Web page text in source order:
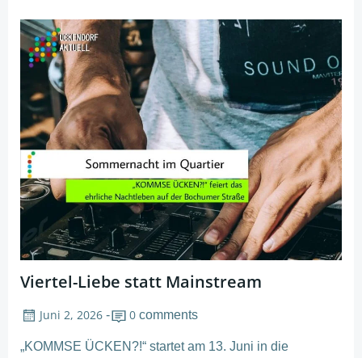
Viertel-Liebe statt Mainstream
Juni 2, 2026 - 0 comments
„KOMMSE ÜCKEN?!“ startet am 13. Juni in die